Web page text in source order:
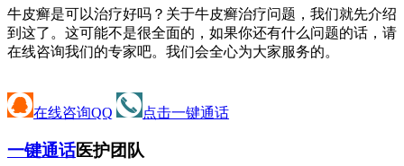
牛皮癣是可以治疗好吗？关于牛皮癣治疗问题，我们就先介绍
到这了。这可能不是很全面的，如果你还有什么问题的话，请
在线咨询我们的专家吧。我们会全心为大家服务的。
在线咨询QQ 点击一键通话
一键通话医护团队